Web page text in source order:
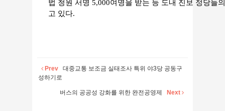
법 청원 서명 5,000여명을 받는 등 도내 진보 정당들
고 있다.
Prev
대중교통 보조금 실태조사 특위 야3당 공동구
성하기로
버스의 공공성 강화를 위한 완전공영제 Next